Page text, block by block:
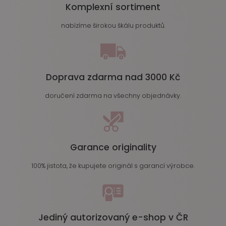
Komplexní sortiment
nabízíme širokou škálu produktů.
Doprava zdarma nad 3000 Kč
doručení zdarma na všechny objednávky.
Garance originality
100% jistota, že kupujete originál s garancí výrobce.
Jediný autorizovaný e-shop v ČR